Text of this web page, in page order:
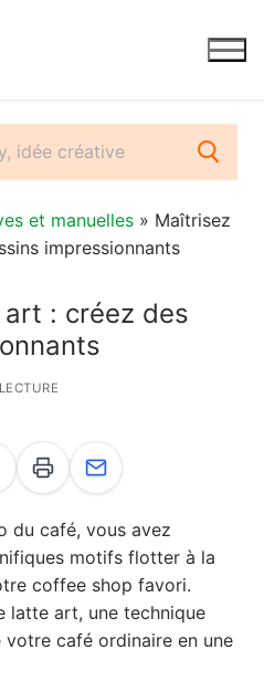
et manuelles » Maîtrisez
impressionnants
: créez des
du café, vous avez
motifs flotter à la
coffee shop favori.
latte art, une technique
café ordinaire en une